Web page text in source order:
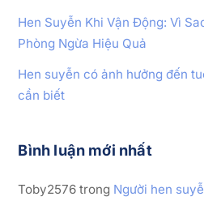
Hen Suyễn Khi Vận Động: Vì
Phòng Ngừa Hiệu Quả
Hen suyễn có ảnh hưởng đến
cần biết
Bình luận mới nhất
Toby2576 trong Người hen